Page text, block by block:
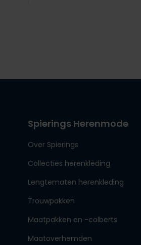
Spierings Herenmode
Over Spierings
Collecties herenkleding
Lengtematen herenkleding
Trouwpakken
Maatpakken en -colberts
Maatoverhemden